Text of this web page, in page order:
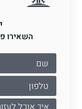
השאירו